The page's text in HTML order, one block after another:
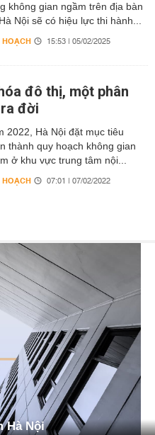
không gian ngầm trên địa bàn
Nội sẽ có hiệu lực thi hành...
15:53 | 05/02/2025
đô thị, một phân
đời
2022, Hà Nội đặt mục tiêu
thành quy hoạch không gian
ở khu vực trung tâm nội...
07:01 | 07/02/2022
Hà Nội